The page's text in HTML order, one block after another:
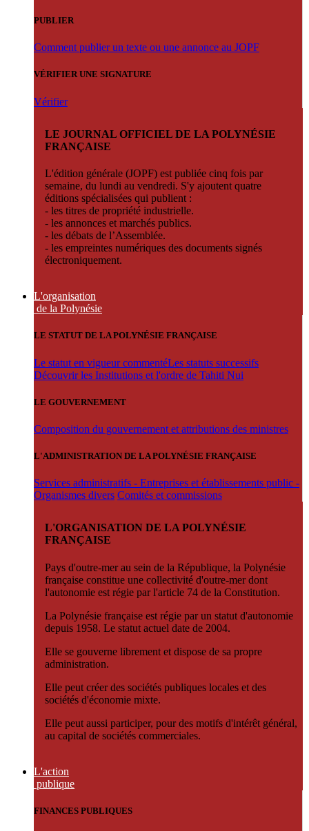
PUBLIER
Comment publier un texte ou une annonce au JOPF
VÉRIFIER UNE SIGNATURE
Vérifier
LE JOURNAL OFFICIEL DE LA POLYNÉSIE
FRANÇAISE
L'édition générale (JOPF) est publiée cinq fois par
semaine, du lundi au vendredi. S'y ajoutent quatre
éditions spécialisées qui publient :
- les titres de propriété industrielle.
- les annonces et marchés publics.
- les débats de l’Assemblée.
- les empreintes numériques des documents signés
électroniquement.
L'organisation
de la Polynésie
LE STATUT DE LA POLYNÉSIE FRANÇAISE
Le statut en vigueur commentéLes statuts successifs
Découvrir les Institutions et l'ordre de Tahiti Nui
LE GOUVERNEMENT
Composition du gouvernement et attributions des ministres
L'ADMINISTRATION DE LA POLYNÉSIE FRANÇAISE
Services administratifs - Entreprises et établissements public -
Organismes divers Comités et commissions
L'ORGANISATION DE LA POLYNÉSIE
FRANÇAISE
Pays d'outre-mer au sein de la République, la Polynésie
française constitue une collectivité d'outre-mer dont
l'autonomie est régie par l'article 74 de la Constitution.
La Polynésie française est régie par un statut d'autonomie
depuis 1958. Le statut actuel date de 2004.
Elle se gouverne librement et dispose de sa propre
administration.
Elle peut créer des sociétés publiques locales et des
sociétés d'économie mixte.
Elle peut aussi participer, pour des motifs d'intérêt général,
au capital de sociétés commerciales.
L'action
publique
FINANCES PUBLIQUES